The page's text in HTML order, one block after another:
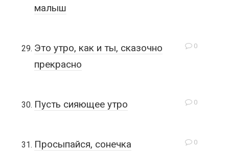
малыш
0
Это утро, как и ты, сказочно
прекрасно
0
Пусть сияющее утро
0
Просыпайся, сонечка